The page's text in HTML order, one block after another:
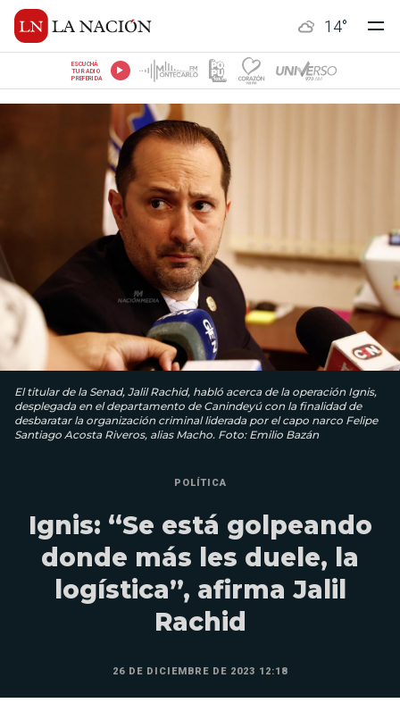
14°
ESCUCHÁ
TU RADIO
PREFERIDA
El titular de la Senad, Jalil Rachid, habló acerca de la operación Ignis,
desplegada en el departamento de Canindeyú con la finalidad de
desbaratar la organización criminal liderada por el capo narco Felipe
Santiago Acosta Riveros, alias Macho. Foto: Emilio Bazán
POLÍTICA
Ignis: “Se está golpeando
donde más les duele, la
logística”, afirma Jalil
Rachid
26 DE DICIEMBRE DE 2023 12:18